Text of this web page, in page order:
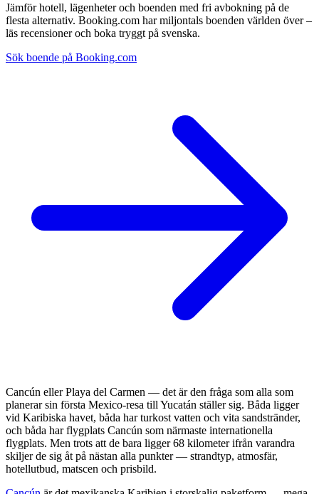
Jämför hotell, lägenheter och boenden med fri avbokning på de
flesta alternativ. Booking.com har miljontals boenden världen över –
läs recensioner och boka tryggt på svenska.
Sök boende på Booking.com
Cancún eller Playa del Carmen — det är den fråga som alla som
planerar sin första Mexico-resa till Yucatán ställer sig. Båda ligger
vid Karibiska havet, båda har turkost vatten och vita sandstränder,
och båda har flygplats Cancún som närmaste internationella
flygplats. Men trots att de bara ligger 68 kilometer ifrån varandra
skiljer de sig åt på nästan alla punkter — strandtyp, atmosfär,
hotellutbud, matscen och prisbild.